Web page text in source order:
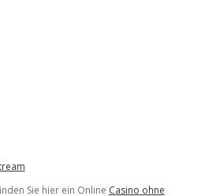
Sie hier ein Online Casino ohne